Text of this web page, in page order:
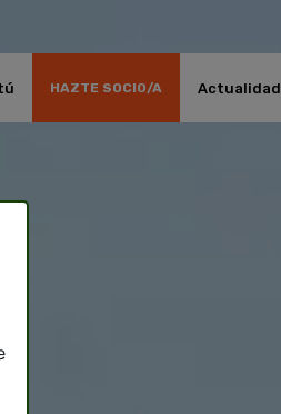
HAZTE SOCIO/A Actualidad